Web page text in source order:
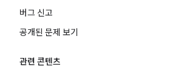
버그 신고
공개된 문제 보기
관련 콘텐츠